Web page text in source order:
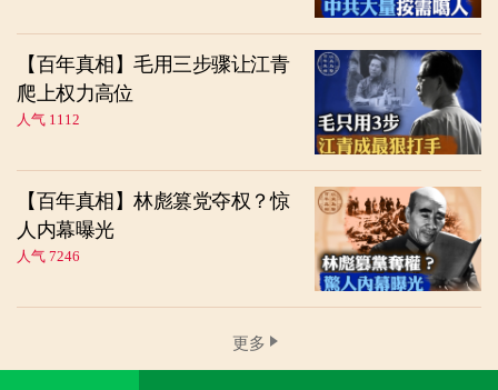
【百年真相】毛用三步骤让江青
爬上权力高位
人气 1112
【百年真相】林彪篡党夺权？惊
人内幕曝光
人气 7246
更多